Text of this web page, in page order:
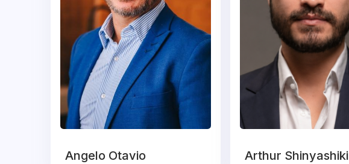
Angelo Otavio Arthur Shinyashiki